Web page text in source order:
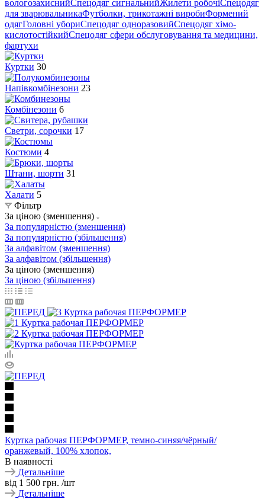
вологозахиснийСпецодяг сигнальнийЖилети робочіСпецодяг
для зварювальникаФутболки, трикотажні виробиФормений
одягГоловні убориСпецодяг одноразовийСпецодяг хімо-
кислотостійкийСпецодяг сфери обслуговування та медицини,
фартухи
Куртки 30
Напівкомбінезони 23
Комбінезони 6
Светри, сорочки 17
Костюми 4
Штани, шорти 31
Халати 5
Фільтр
За ціною (зменшення)
За популярністю (зменшення)
За популярністю (збільшення)
За алфавітом (зменшення)
За алфавітом (збільшення)
За ціною (зменшення)
За ціною (збільшення)
Куртка рабочая ПЕРФОРМЕР, темно-синяя/чёрный/
оранжевый, 100% хлопок,
В наявності
Детальніше
від 1 500 грн. /шт
Детальніше